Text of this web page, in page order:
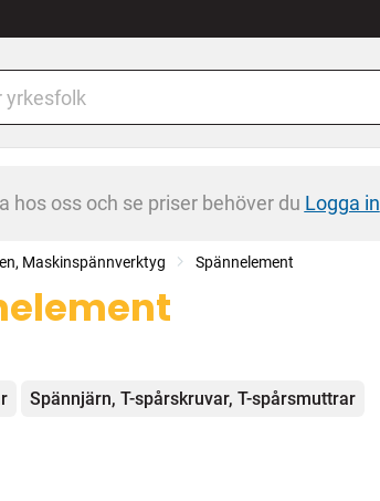
hos oss och se priser behöver du Logga in
Maskinspännverktyg Spännelement
Spännjärn, T-spårskruvar, T-spårsmuttrar